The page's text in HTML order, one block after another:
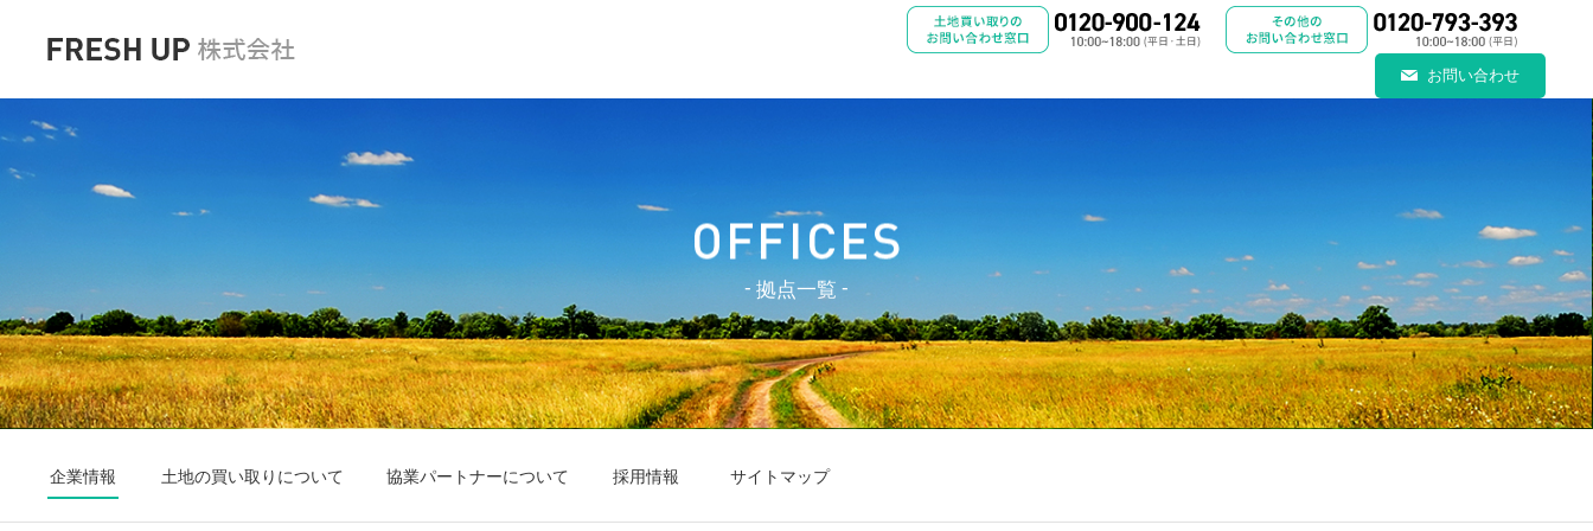
お問い合わせ
拠点一覧
企業情報 土地の買い取りについて 協業パートナーについて 採用情報 サイトマップ